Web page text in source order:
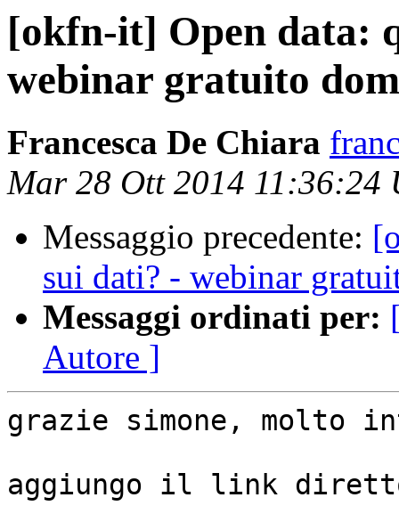
[okfn-it] Open data:
webinar gratuito
Francesca De Chiara
Mar 28 Ott 2014 11:36:24
Messaggio precedente:
sui dati? - webinar
Messaggi ordinati per:
Autore ]
grazie simone, molto
aggiungo il link